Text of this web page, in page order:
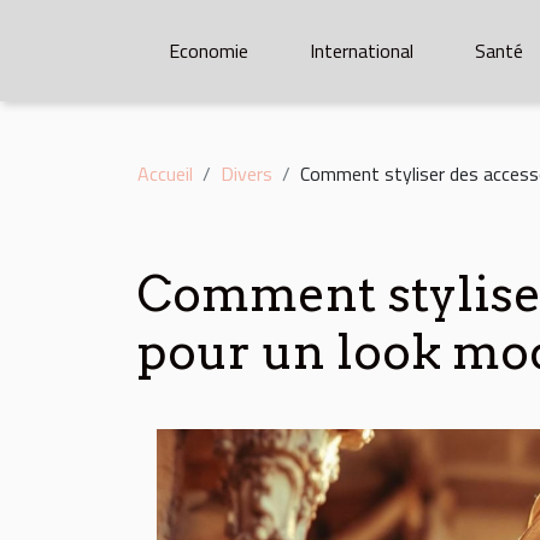
Economie International Santé
Accueil Divers Comment styliser des
Comment
pour un look